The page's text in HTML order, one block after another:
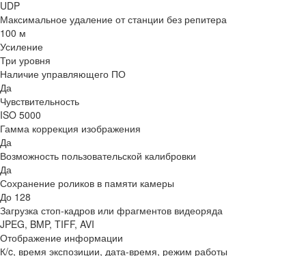
UDP
Максимальное удаление от станции без репитера
100 м
Усиление
Три уровня
Наличие управляющего ПО
Да
Чувствительность
ISO 5000
Гамма коррекция изображения
Да
Возможность пользовательской калибровки
Да
Сохранение роликов в памяти камеры
До 128
Загрузка стоп-кадров или фрагментов видеоряда
JPEG, BMP, TIFF, AVI
Отображение информации
К/c, время экспозиции, дата-время, режим работы